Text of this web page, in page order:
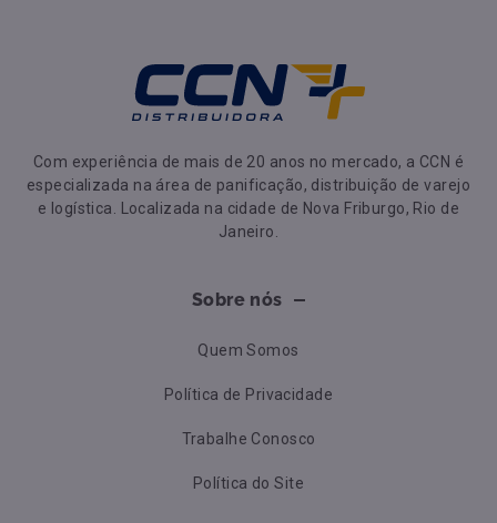
Com experiência de mais de 20 anos no mercado, a CCN é
especializada na área de panificação, distribuição de varejo
e logística. Localizada na cidade de Nova Friburgo, Rio de
Janeiro.
Sobre nós
Quem Somos
Política de Privacidade
Trabalhe Conosco
Política do Site